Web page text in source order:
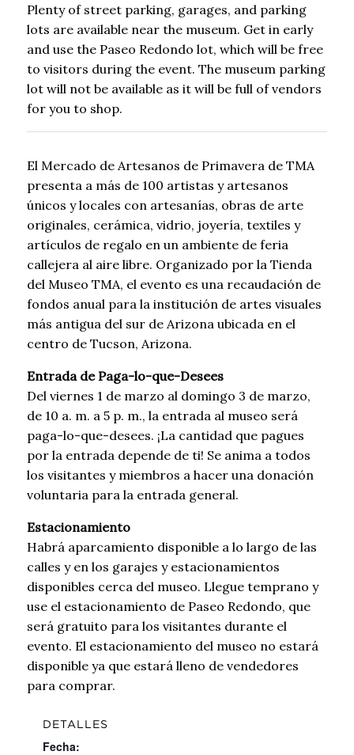
Plenty of street parking, garages, and parking
lots are available near the museum. Get in early
and use the Paseo Redondo lot, which will be free
to visitors during the event. The museum parking
lot will not be available as it will be full of vendors
for you to shop.
El Mercado de Artesanos de Primavera de TMA
presenta a más de 100 artistas y artesanos
únicos y locales con artesanías, obras de arte
originales, cerámica, vidrio, joyería, textiles y
artículos de regalo en un ambiente de feria
callejera al aire libre. Organizado por la Tienda
del Museo TMA, el evento es una recaudación de
fondos anual para la institución de artes visuales
más antigua del sur de Arizona ubicada en el
centro de Tucson, Arizona.
Entrada de Paga-lo-que-Desees
Del viernes 1 de marzo al domingo 3 de marzo,
de 10 a. m. a 5 p. m., la entrada al museo será
paga-lo-que-desees. ¡La cantidad que pagues
por la entrada depende de ti! Se anima a todos
los visitantes y miembros a hacer una donación
voluntaria para la entrada general.
Estacionamiento
Habrá aparcamiento disponible a lo largo de las
calles y en los garajes y estacionamientos
disponibles cerca del museo. Llegue temprano y
use el estacionamiento de Paseo Redondo, que
será gratuito para los visitantes durante el
evento. El estacionamiento del museo no estará
disponible ya que estará lleno de vendedores
para comprar.
DETALLES
Fecha: